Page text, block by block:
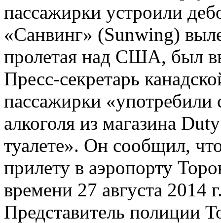
пассажирки устроили
«Санвинг» (Sunwing)
пролетая над США, был
Пресс-секретарь
пассажирки «употребили
алкоголя из магазина
туалете». Он сообщил,
прилету в аэропорту
времени 27 августа 2014
Представитель полиции